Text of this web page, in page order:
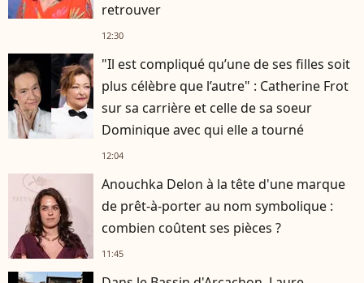
retrouver
12:30
"Il est compliqué qu’une de ses filles soit
plus célèbre que l’autre" : Catherine Frot
sur sa carrière et celle de sa soeur
Dominique avec qui elle a tourné
12:04
Anouchka Delon à la tête d'une marque
de prêt-à-porter au nom symbolique :
combien coûtent ses pièces ?
11:45